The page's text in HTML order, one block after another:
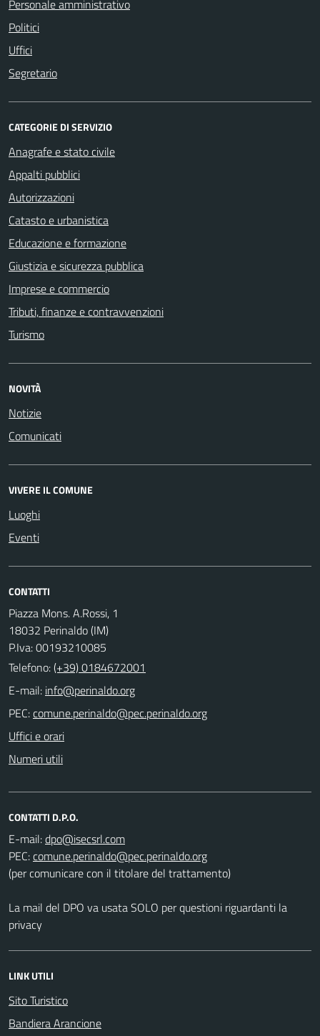
Personale amministrativo
Politici
Uffici
Segretario
CATEGORIE DI SERVIZIO
Anagrafe e stato civile
Appalti pubblici
Autorizzazioni
Catasto e urbanistica
Educazione e formazione
Giustizia e sicurezza pubblica
Imprese e commercio
Tributi, finanze e contravvenzioni
Turismo
NOVITÀ
Notizie
Comunicati
VIVERE IL COMUNE
Luoghi
Eventi
CONTATTI
Piazza Mons. A.Rossi, 1
18032 Perinaldo (IM)
P.Iva: 00193210085
Telefono:(+39) 0184672001
E-mail:
PEC:
Uffici e orari
Numeri utili
CONTATTI D.P.O.
E-mail:
PEC:
(per comunicare con il titolare del trattamento)
La mail del DPO va usata SOLO per questioni riguardanti la
privacy
LINK UTILI
Sito Turistico
Bandiera Arancione